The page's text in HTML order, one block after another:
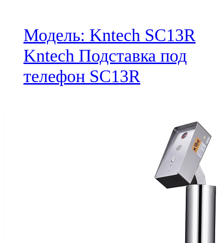
Модель: Kntech SC13R
Kntech Подставка под
телефон SC13R